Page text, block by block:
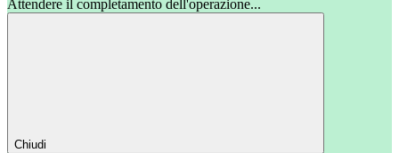
Attendere il completamento dell'operazione...
Chiudi